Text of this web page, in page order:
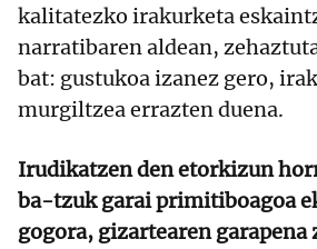
kalitatezko irakurketa
narratibaren aldean,
bat: gustukoa izanez gero,
murgiltzea errazten duena.
Irudikatzen den etorkizun
ba-tzuk garai primitiboagoa
gogora, gizartearen